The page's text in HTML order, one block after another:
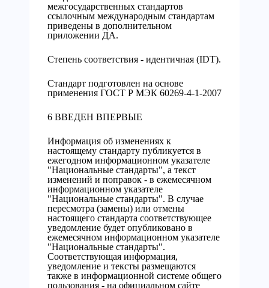
межгосударственных стандартов
ссылочным международным стандартам
приведены в дополнительном
приложении ДА.
Степень соответствия - идентичная (IDT).
Стандарт подготовлен на основе
применения ГОСТ Р МЭК 60269-4-1-2007
6 ВВЕДЕН ВПЕРВЫЕ
Информация об изменениях к
настоящему стандарту публикуется в
ежегодном информационном указателе
"Национальные стандарты", а текст
изменений и поправок - в ежемесячном
информационном указателе
"Национальные стандарты". В случае
пересмотра (замены) или отмены
настоящего стандарта соответствующее
уведомление будет опубликовано в
ежемесячном информационном указателе
"Национальные стандарты".
Соответствующая информация,
уведомление и тексты размещаются
также в информационной системе общего
пользования - на официальном сайте